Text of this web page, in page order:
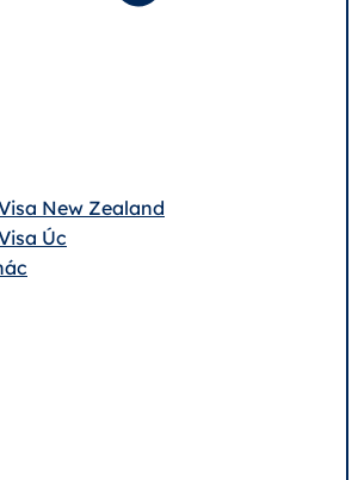
New Zealand
Úc